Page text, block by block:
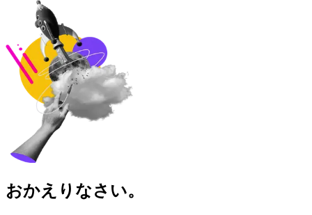
おかえりなさい。